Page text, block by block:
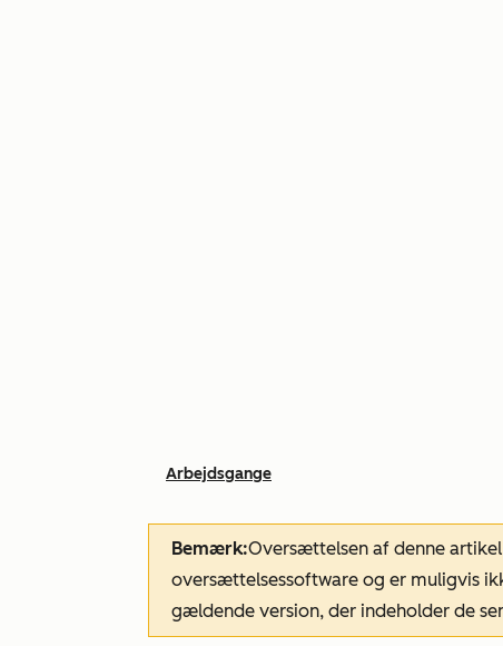
Arbejdsgange
Bemærk:Oversættelsen af denne
oversættelsessoftware og er muligvis
gældende version, der indeholder de